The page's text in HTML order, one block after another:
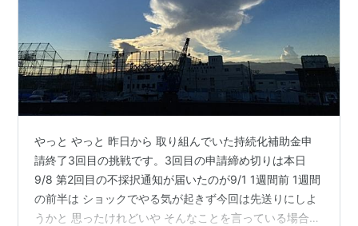
やっと やっと 昨日から 取り組んでいた持続化補助金申
請終了3回目の挑戦です。3回目の申請締め切りは本日
9/8 第2回目の不採択通知が届いたのが9/1 1週間前 1週間
の前半は ショックでやる気が起きず今回は先送りにしよ
うかと 思ったけれどいや そんなことを言っている場合